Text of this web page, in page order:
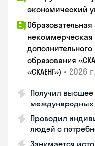
экономический
некоммерческая
образования
«СКАЕНГ») • 2026 г.
Получил высшее
международных
Проводил
людей с
Занимается